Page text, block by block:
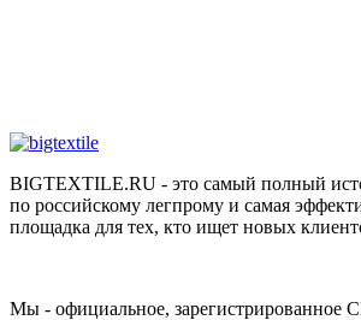
BIGTEXTILE.RU - это самый полный
по российскому легпрому и самая
площадка для тех, кто ищет новых
Мы - официальное, зарегистрированное